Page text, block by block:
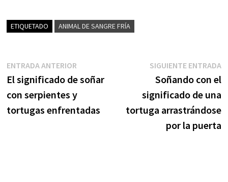
ETIQUETADO ANIMAL DE SANGRE FRÍA
Navegación
de
entradas
ENTRADA ANTERIOREntrada
anterior:
El significado de soñar
con serpientes y
tortugas enfrentadas
SIGUIENTE ENTRADA
Soñando con el
significado de una
tortuga arrastrándose
por la puerta